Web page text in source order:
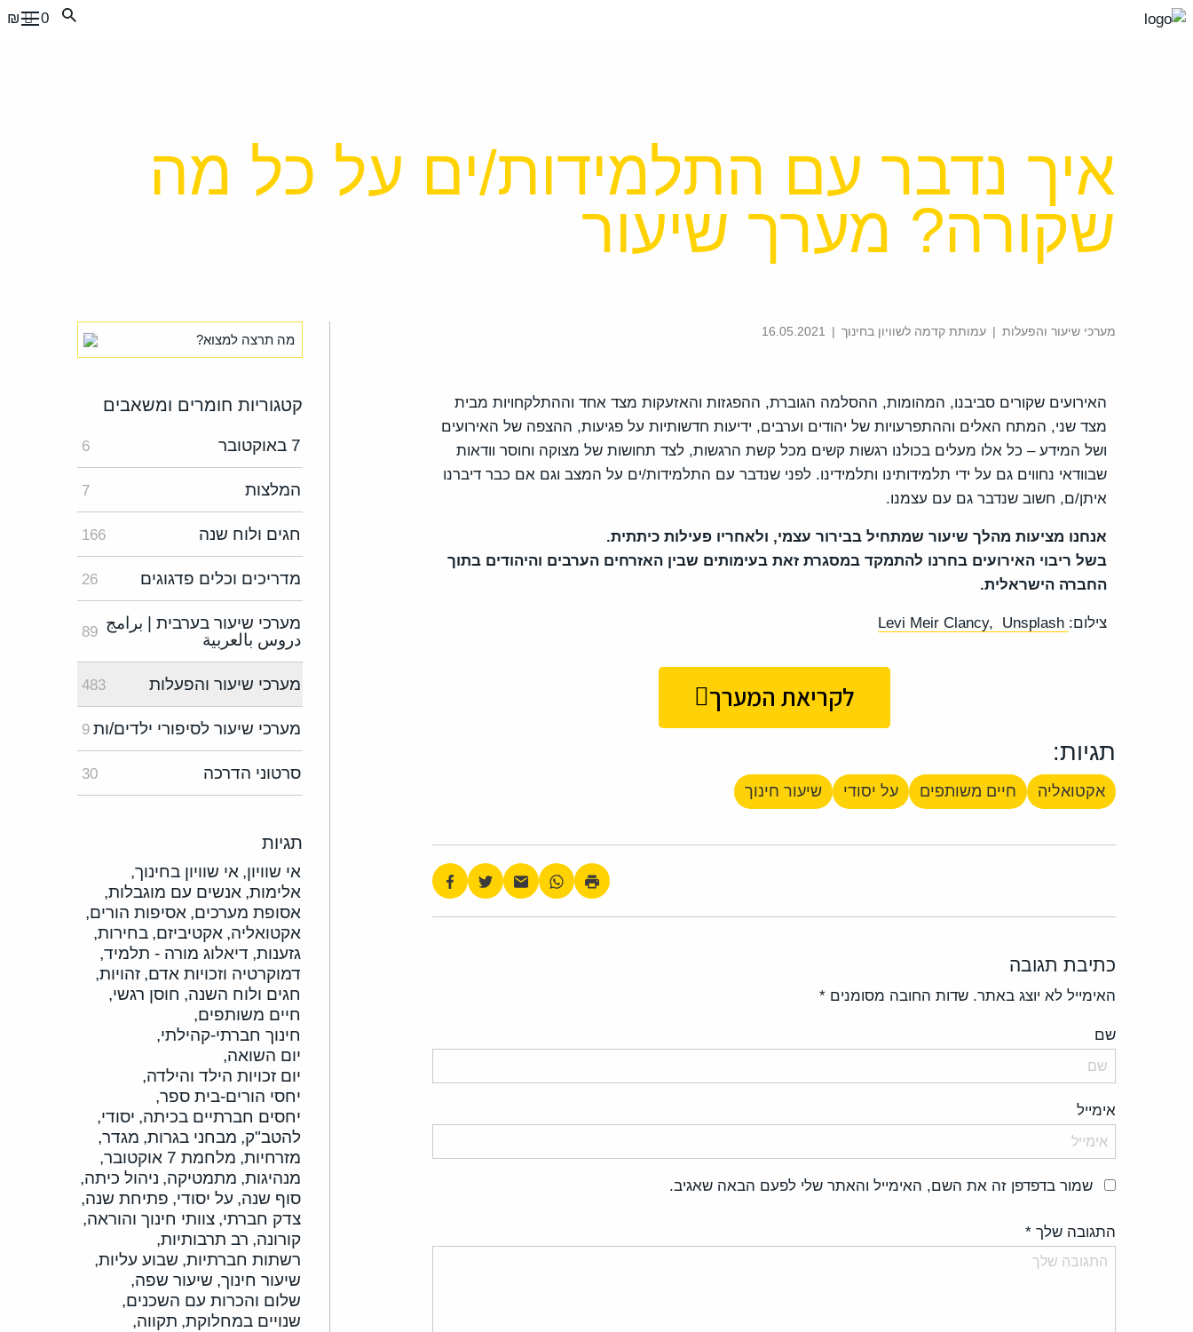
עבור
0 ₪
איך נדבר עם התלמידות/ים על כל מה
שקורה? מערך שיעור
מערכי שיעור והפעלות | עמותת קדמה לשוויון בחינוך |
האירועים שקורים סביבנו, המהומות, ההסלמה הגוברת, ההפגזות והאזעקות מצד אחד וההתלקחויות מבית
מצד שני, המתח האלים וההתפרעויות של יהודים וערבים, ידיעות חדשותיות על פגיעות, ההצפה של האירועים
ושל המידע – כל אלו מעלים בכולנו רגשות קשים מכל קשת הרגשות, לצד תחושות של מצוקה וחוסר וודאות
שבוודאי נחווים גם על ידי תלמידותינו ותלמידינו. לפני שנדבר עם התלמידות/ים על המצב וגם אם כבר דיברנו
איתן/ם, חשוב שנדבר גם עם עצמנו.
אנחנו מציעות מהלך שיעור שמתחיל בבירור עצמי, ולאחריו פעילות כיתתית.
בשל ריבוי האירועים בחרנו להתמקד במסגרת זאת בעימותים שבין האזרחים הערבים והיהודים בתוך
החברה הישראלית.
צילום:
לקריאת המערך
תגיות:
אקטואליה חיים משותפים על יסודי שיעור חינוך
כתיבת תגובה
האימייל לא יוצג באתר. שדות החובה מסומנים *
שם
אימייל
שמור בדפדפן זה את השם, האימייל והאתר שלי לפעם הבאה שאגיב.
התגובה שלך *
קטגוריות חומרים ומשאבים
7 באוקטובר 6
המלצות 7
חגים ולוח שנה 166
מדריכים וכלים פדגוגים 26
מערכי שיעור בערבית | برامج
دروس بالعربية
89
מערכי שיעור והפעלות 483
מערכי שיעור לסיפורי ילדים/ות 9
סרטוני הדרכה 30
תגיות
אי שוויון, אי שוויון בחינוך,
אלימות, אנשים עם מוגבלות,
אסופת מערכים, אסיפות הורים,
אקטואליה, אקטיביזם, בחירות,
גזענות, דיאלוג מורה - תלמיד,
דמוקרטיה וזכויות אדם, זהויות,
חגים ולוח השנה, חוסן רגשי,
חיים משותפים,
חינוך חברתי-קהילתי,
יום השואה,
יום זכויות הילד והילדה,
יחסי הורים-בית ספר,
יחסים חברתיים בכיתה, יסודי,
להטב"ק, מבחני בגרות, מגדר,
מזרחיות, מלחמת 7 אוקטובר,
מנהיגות, מתמטיקה, ניהול כיתה,
סוף שנה, על יסודי, פתיחת שנה,
צדק חברתי, צוותי חינוך והוראה,
קורונה, רב תרבותיות,
רשתות חברתיות, שבוע עליות,
שיעור חינוך, שיעור שפה,
שלום והכרות עם השכנים,
שנויים במחלוקת, תקווה,